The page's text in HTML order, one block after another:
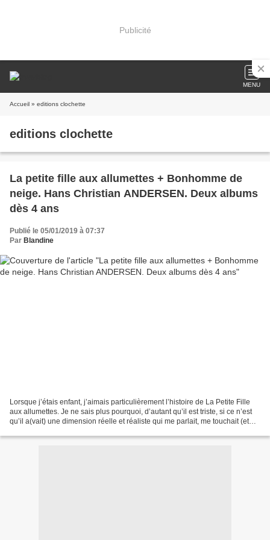
Publicité
MENU
Accueil » editions clochette
editions clochette
La petite fille aux allumettes + Bonhomme de
neige. Hans Christian ANDERSEN. Deux albums
dès 4 ans
Publié le 05/01/2019 à 07:37
Par Blandine
Lorsque j’étais enfant, j’aimais particulièrement l’histoire de La Petite Fille
aux allumettes. Je ne sais plus pourquoi, d’autant qu’il est triste, si ce n’est
qu’il a(vait) une dimension réelle et réaliste qui me parlait, me touchait (et